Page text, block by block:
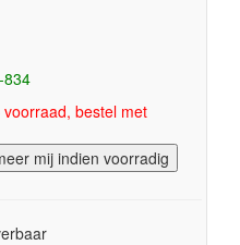
834
voorraad, bestel met
mij indien voorradig